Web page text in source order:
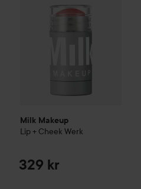
Milk Makeup
Lip + Cheek Werk
329 kr